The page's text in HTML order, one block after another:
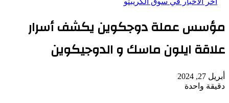
مؤسس عملة دوجكوين يكشف أسرار
علاقة ايلون ماسك و الدوجيكوين
أبريل 27, 2024
دقيقة واحدة